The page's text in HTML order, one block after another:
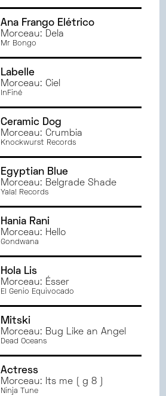
Ana Frango Elétrico
Morceau: Dela
Mr Bongo
Labelle
Morceau: Ciel
InFiné
Ceramic Dog
Morceau: Crumbia
Knockwurst Records
Egyptian Blue
Morceau: Belgrade Shade
Yala! Records
Hania Rani
Morceau: Hello
Gondwana
Hola Lis
Morceau: Ésser
El Genio Equivocado
Mitski
Morceau: Bug Like an Angel
Dead Oceans
Actress
Morceau: Its me ( g 8 )
Ninja Tune